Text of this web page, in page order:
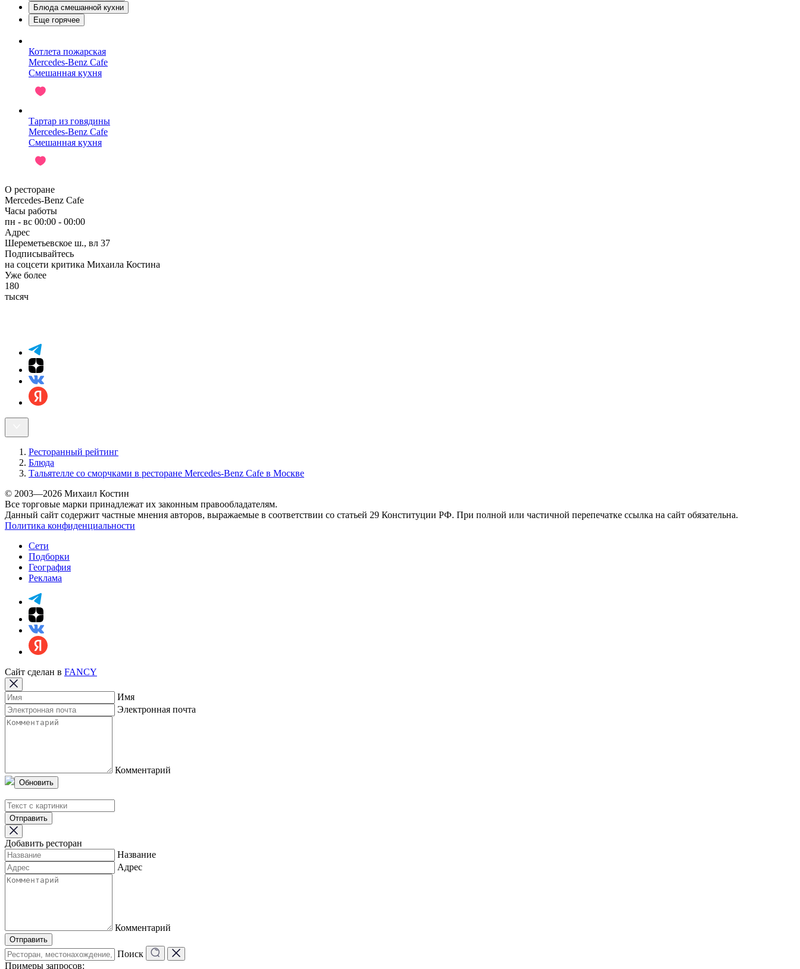
Блюда смешанной кухни
Еще горячее
Котлета пожарская
Mercedes-Benz Cafe
Смешанная кухня
Тартар из говядины
Mercedes-Benz Cafe
Смешанная кухня
О ресторане
Mercedes-Benz Cafe
Часы работы
пн - вс 00:00 - 00:00
Адрес
Шереметьевское ш., вл 37
Подписывайтесь
на соцсети критика Михаила Костина
Уже более
180
тысяч
Ресторанный рейтинг
Блюда
Тальятелле со сморчками в ресторане Mercedes-Benz Cafe в Москве
© 2003—2026 Михаил Костин
Все торговые марки принадлежат их законным правообладателям.
Данный сайт содержит частные мнения авторов, выражаемые в соответствии со статьей 29 Конституции РФ. При полной или частичной перепечатке ссылка на сайт обязательна.
Политика конфиденциальности
Сети
Подборки
География
Реклама
Сайт сделан в FANCY
Имя
Электронная почта
Комментарий
Обновить
Отправить
Добавить ресторан
Название
Адрес
Комментарий
Отправить
Поиск
Примеры запросов: